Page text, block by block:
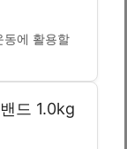
동에 활용할
드 1.0kg